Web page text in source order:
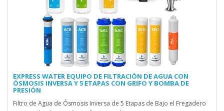
EXPRESS WATER EQUIPO DE FILTRACIÓN DE AGUA CON
ÓSMOSIS INVERSA Y 5 ETAPAS CON GRIFO Y BOMBA DE
PRESIÓN
Filtro de Agua de Ósmosis Inversa de 5 Etapas de Bajo el Fregadero